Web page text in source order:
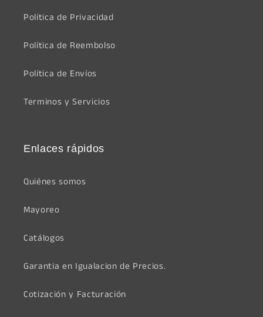
Política de Privacidad
Política de Reembolso
Política de Envíos
Terminos y Servicios
Enlaces rápidos
Quiénes somos
Mayoreo
Catálogos
Garantia en Igualacion de Precios.
Cotización y Facturación